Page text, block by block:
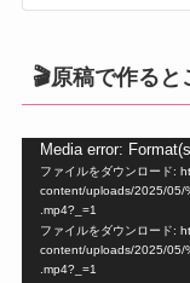
🎬原稿で作ると
Media error:
ファイルをダウンロード:
content/uploads/2025/05/
.mp4?_=1
ファイルをダウンロード:
content/uploads/2025/05/
.mp4?_=1